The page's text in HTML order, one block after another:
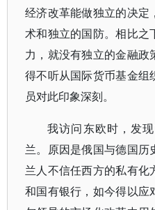
经济改革能做独立的决定
术和独立的国防。相比之
力，就没有独立的金融政
得不听从国际货币基金组
员对此印象深刻。
我访问东欧时，发
兰。原因是俄国与德国历
兰人不信任西方的私有化
和国有银行，如今得以应